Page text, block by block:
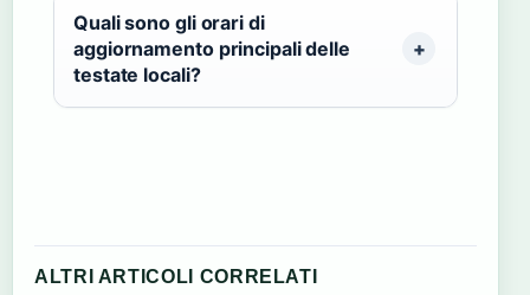
Quali sono gli orari di
aggiornamento principali delle
testate locali?
ALTRI ARTICOLI CORRELATI